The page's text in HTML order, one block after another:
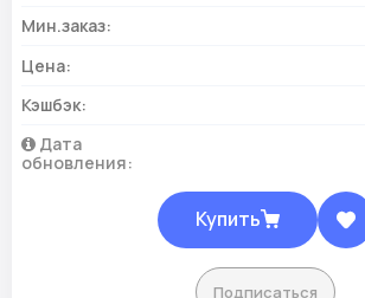
Мин.заказ:
Цена:
Кэшбэк:
Дата
обновления:
Купить
Подписаться